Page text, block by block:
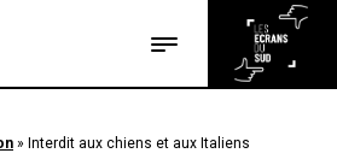
» Interdit aux chiens et aux Italiens